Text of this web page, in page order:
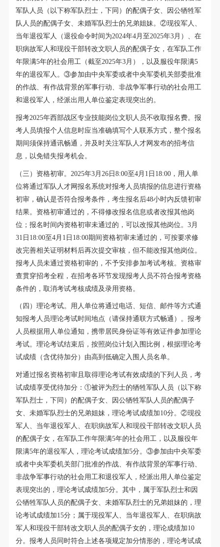
军队人员（以下称军队烈士，下同）的配偶子女、因公牺牲军
队人员的配偶子女、未婚军队烈士的兄弟姐妹。②现役军人、
当年退役军人（退役命令时间为2024年4月至2025年3月）、在
职病故军人和现役干部转改文职人员的配偶子女，在军队工作
年限满5年的社会用工（截至2025年3月），以及服役年限满5
年的退役军人。③参加由中央军委或者中央军委机关部委批准
的作战、有作战背景的军事行动、非战争军事行动的社会用工
和退役军人，经派出用人单位鉴定表现突出的。
报考2025年西部战区专业技能岗位文职人员不收取报名费。报
考人员填报个人信息时应当准确填写个人联系方式，整个报名
期间须保持通讯畅通，并及时关注军队人才网发布的招考信
息，以免错失报考机会。
（三）资格初审。2025年3月26日8:00至4月1日18:00，用人单
位将通过军队人才网报名系统对报考人员填报的信息进行资格
初审，确认是否符合报考条件，考生报名后48小时内反馈初审
结果。资格初审通过的，不得修改报名信息或者改报其他岗
位；报名时间内资格初审未通过的，可以改报其他岗位。3月
31日18:00至4月1日18:00期间资格初审未通过的，可按要求修
改完善相关证明材料后再次提交审核，但不能改报其他岗位。
报考人员未通过资格初审的，不予安排参加考试考核。资格审
查贯穿招考全程，在招考各环节发现报考人员不符合报考资格
条件的，取消考试考核成绩及录用资格。
（四）理论考试。用人单位将通过电话、短信、邮件等方式通
知报考人员理论考试时间地点（请保持通联方式畅通）。报考
人员根据用人单位通知，携带居民身份证等有效证件参加理论
考试。理论考试结束后，按照岗位计划入围比例，根据理论考
试成绩（含优待加分）由高到低确定入围人员名单。
对通过报名资格初审且取得理论考试有效成绩的下列人员，考
试成绩享受优待加分：①被评为烈士的牺牲军队人员（以下称
军队烈士，下同）的配偶子女、因公牺牲军队人员的配偶子
女、未婚军队烈士的兄弟姐妹，理论考试成绩加10分。②现役
军人、当年退役军人、在职病故军人和现役干部转改文职人员
的配偶子女，在军队工作年限满5年的社会用工，以及服役年
限满5年的退役军人，理论考试成绩加5分。③参加由中央军委
或者中央军委机关部门批准的作战、有作战背景的军事行动、
非战争军事行动的社会用工和退役军人，经派出用人单位鉴定
表现突出的，理论考试成绩加5分。其中，属于军队烈士和因
公牺牲军队人员的配偶子女、未婚军队烈士的兄弟姐妹的，理
论考试成绩加15分；属于现役军人、当年退役军人、在职病故
军人和现役干部转改文职人员的配偶子女的，理论成绩加10
分。报考人员同时符合上述各项规定加分情形的，理论考试成